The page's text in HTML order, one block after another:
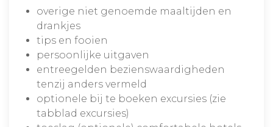
overige niet genoemde maaltijden en
drankjes
tips en fooien
persoonlijke uitgaven
entreegelden bezienswaardigheden
tenzij anders vermeld
optionele bij te boeken excursies (zie
tabblad excursies)